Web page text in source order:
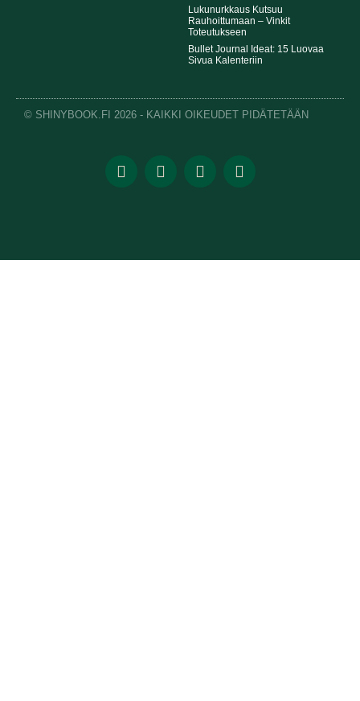
Lukunurkkaus Kutsuu
Rauhoittumaan – Vinkit
Toteutukseen
Bullet Journal Ideat: 15 Luovaa
Sivua Kalenteriin
© SHINYBOOK.FI 2026 - KAIKKI OIKEUDET PIDÄTETÄÄN